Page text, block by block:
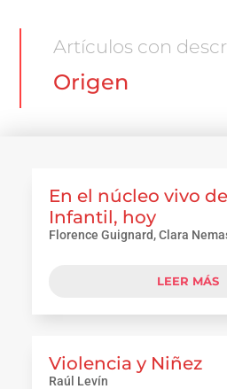
Artículos con
Origen
En el núcleo vivo
Infantil, hoy
Florence Guignard, Clara
LEER MÁS
Violencia y Niñez
Raúl Levín